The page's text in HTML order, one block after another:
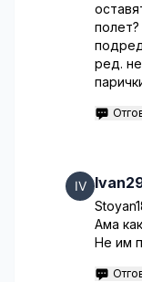
ред.
Ама
Не им